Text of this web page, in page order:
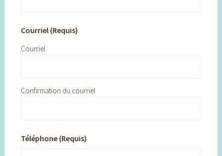
Courriel (Requis)
Courriel
Confirmation du courriel
Téléphone (Requis)